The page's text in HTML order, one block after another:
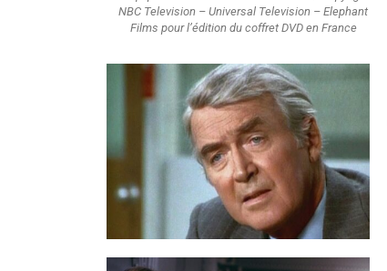
NBC Television – Universal Television – Elephant
Films pour l’édition du coffret DVD en France